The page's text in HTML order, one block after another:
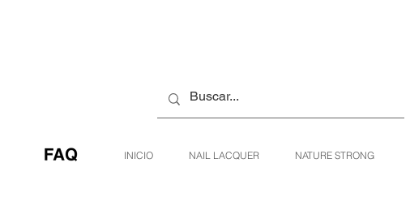
INICIO NAIL LACQUER NATURE STRONG